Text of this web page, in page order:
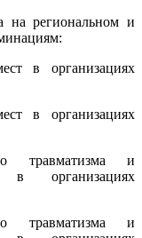
региональном и
в организациях
в организациях
травматизма и
в организациях
травматизма и